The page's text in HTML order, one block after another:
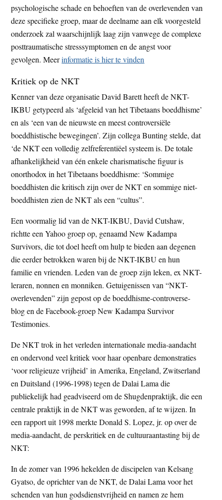
psychologische schade en behoeften van de overlevenden van
deze specifieke groep, maar de deelname aan elk voorgesteld
onderzoek zal waarschijnlijk laag zijn vanwege de complexe
posttraumatische stresssymptomen en de angst voor
gevolgen. Meerinformatie is hier te vinden
Kritiek op de NKT
Kenner van deze organisatie David Barett heeft de NKT-
IKBU getypeerd als ‘afgeleid van het Tibetaans boeddhisme’
en als ‘een van de nieuwste en meest controversiële
boeddhistische bewegingen’. Zijn collega Bunting stelde, dat
‘de NKT een volledig zelfreferentiëel systeem is. De totale
afhankelijkheid van één enkele charismatische figuur is
onorthodox in het Tibetaans boeddhisme: ‘Sommige
boeddhisten die kritisch zijn over de NKT en sommige niet-
boeddhisten zien de NKT als een “cultus”.
Een voormalig lid van de NKT-IKBU, David Cutshaw,
richtte een Yahoo groep op, genaamd New Kadampa
Survivors, die tot doel heeft om hulp te bieden aan degenen
die eerder betrokken waren bij de NKT-IKBU en hun
familie en vrienden. Leden van de groep zijn leken, ex NKT-
leraren, nonnen en monniken. Getuigenissen van “NKT-
overlevenden” zijn gepost op de boeddhisme-controverse-
blog en de Facebook-groep New Kadampa Survivor
Testimonies.
De NKT trok in het verleden internationale media-aandacht
en ondervond veel kritiek voor haar openbare demonstraties
‘voor religieuze vrijheid’ in Amerika, Engeland, Zwitserland
en Duitsland (1996-1998) tegen de Dalai Lama die
publiekelijk had geadviseerd om de Shugdenpraktijk, die een
centrale praktijk in de NKT was geworden, af te wijzen. In
een rapport uit 1998 merkte Donald S. Lopez, jr. op over de
media-aandacht, de perskritiek en de cultuuraantasting bij de
NKT:
In de zomer van 1996 hekelden de discipelen van Kelsang
Gyatso, de oprichter van de NKT, de Dalai Lama voor het
schenden van hun godsdienstvrijheid en namen ze hem